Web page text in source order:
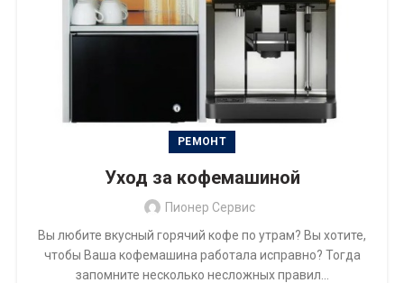
РЕМОНТ
Уход за кофемашиной
Пионер Сервис
Вы любите вкусный горячий кофе по утрам? Вы хотите,
чтобы Ваша кофемашина работала исправно? Тогда
запомните несколько несложных правил...